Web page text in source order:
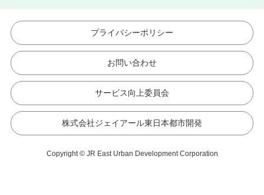
プライバシーポリシー
お問い合わせ
サービス向上委員会
株式会社ジェイアール東日本都市開発
Copyright © JR East Urban Development Corporation